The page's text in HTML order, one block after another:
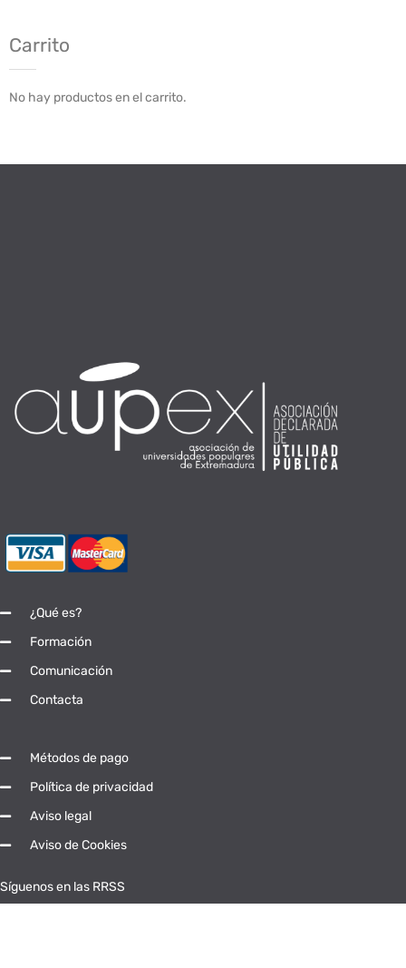
Carrito
No hay productos en el carrito.
¿Qué es?
Formación
Comunicación
Contacta
Métodos de pago
Política de privacidad
Aviso legal
Aviso de Cookies
Síguenos en las RRSS